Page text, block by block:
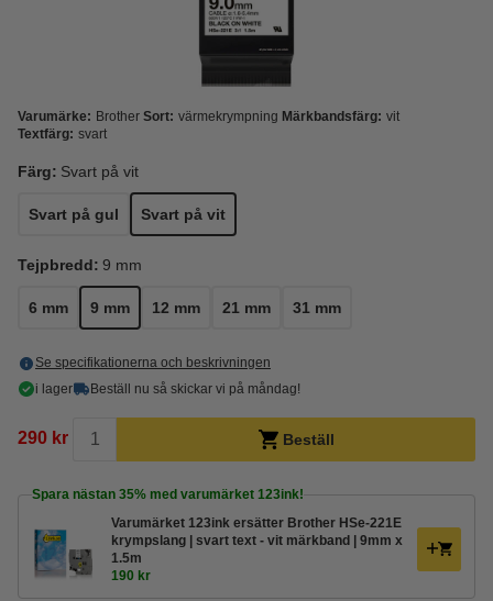
Varumärke: Brother Sort: värmekrympning Märkbandsfärg: vit
Textfärg: svart
Färg: Svart på vit
Svart på gul Svart på vit
Tejpbredd: 9 mm
6 mm 9 mm 12 mm 21 mm 31 mm
Se specifikationerna och beskrivningen
i lager
Beställ nu så skickar vi på måndag!
290 kr Beställ
Spara nästan 35% med varumärket 123ink!
Varumärket 123ink ersätter Brother HSe-221E
krympslang | svart text - vit märkband | 9mm x
1.5m
190 kr